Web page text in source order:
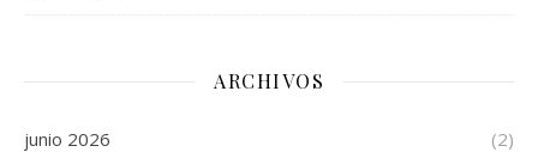
ARCHIVOS
junio 2026 (2)